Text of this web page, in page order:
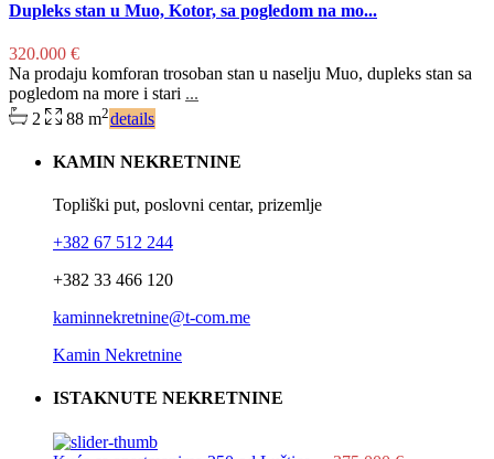
Dupleks stan u Muo, Kotor, sa pogledom na mo...
320.000 €
Na prodaju komforan trosoban stan u naselju Muo, dupleks stan sa
pogledom na more i stari ...
2
88 m2details
KAMIN NEKRETNINE
Topliški put, poslovni centar, prizemlje
+382 67 512 244
+382 33 466 120
kaminnekretnine@t-com.me
Kamin Nekretnine
ISTAKNUTE NEKRETNINE